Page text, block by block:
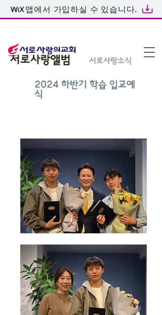
앱에서 가입하실 수 있습니다.
서로사랑앨범 서로사랑소식
2024 하반기 학습 입교예
식